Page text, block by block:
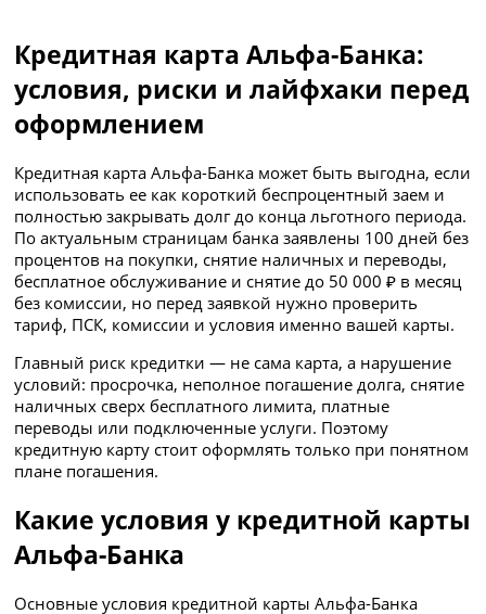
Кредитная карта Альфа-Банка:
условия, риски и лайфхаки перед
оформлением
Кредитная карта Альфа-Банка может быть выгодна, если
использовать ее как короткий беспроцентный заем и
полностью закрывать долг до конца льготного периода.
По актуальным страницам банка заявлены 100 дней без
процентов на покупки, снятие наличных и переводы,
бесплатное обслуживание и снятие до 50 000 ₽ в месяц
без комиссии, но перед заявкой нужно проверить
тариф, ПСК, комиссии и условия именно вашей карты.
Главный риск кредитки — не сама карта, а нарушение
условий: просрочка, неполное погашение долга, снятие
наличных сверх бесплатного лимита, платные
переводы или подключенные услуги. Поэтому
кредитную карту стоит оформлять только при понятном
плане погашения.
Какие условия у кредитной карты
Альфа-Банка
Основные условия кредитной карты Альфа-Банка